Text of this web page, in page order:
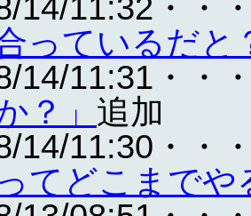
14/11:32・・
っているだと
14/11:31・・
？」 追加
14/11:30・・
てどこまでや